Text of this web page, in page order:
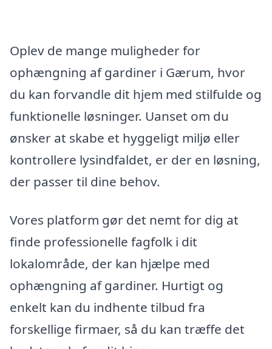
Oplev de mange muligheder for
ophængning af gardiner i Gærum, hvor
du kan forvandle dit hjem med stilfulde og
funktionelle løsninger. Uanset om du
ønsker at skabe et hyggeligt miljø eller
kontrollere lysindfaldet, er der en løsning,
der passer til dine behov.
Vores platform gør det nemt for dig at
finde professionelle fagfolk i dit
lokalområde, der kan hjælpe med
ophængning af gardiner. Hurtigt og
enkelt kan du indhente tilbud fra
forskellige firmaer, så du kan træffe det